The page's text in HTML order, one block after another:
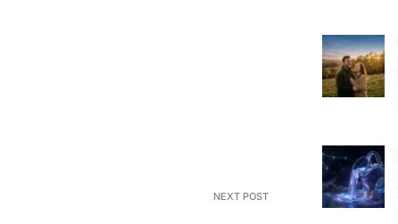
NEXT POST